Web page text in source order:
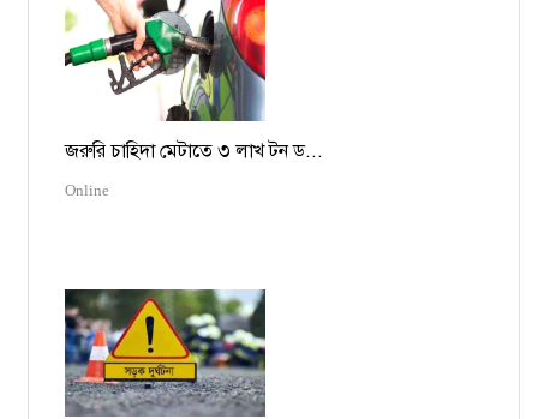
জরুরি চাহিদা মেটাতে ৩ লাখ টন ড...
Online